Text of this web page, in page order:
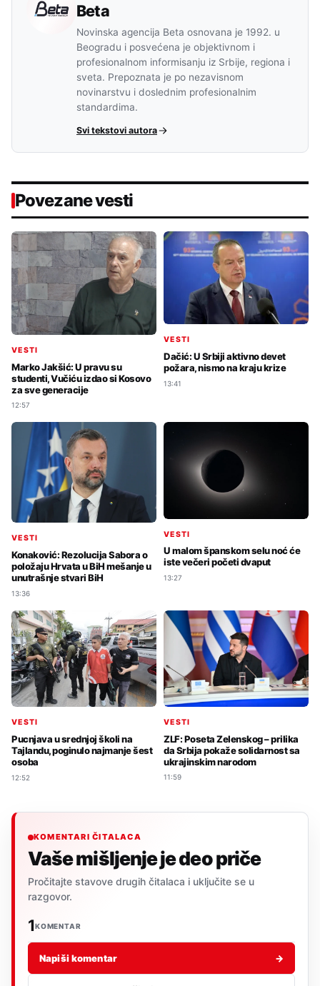
Beta
Novinska agencija Beta osnovana je 1992. u
Beogradu i posvećena je objektivnom i
profesionalnom informisanju iz Srbije, regiona i
sveta. Prepoznata je po nezavisnom
novinarstvu i doslednim profesionalnim
standardima.
Svi tekstovi autora
Povezane vesti
VESTI
Marko Jakšić: U pravu su
studenti, Vučiću izdao si Kosovo
za sve generacije
12:57
VESTI
Dačić: U Srbiji aktivno devet
požara, nismo na kraju krize
13:41
VESTI
Konaković: Rezolucija Sabora o
položaju Hrvata u BiH mešanje u
unutrašnje stvari BiH
13:36
VESTI
U malom španskom selu noć će
iste večeri početi dvaput
13:27
VESTI
Pucnjava u srednjoj školi na
Tajlandu, poginulo najmanje šest
osoba
12:52
VESTI
ZLF: Poseta Zelenskog – prilika
da Srbija pokaže solidarnost sa
ukrajinskim narodom
11:59
KOMENTARI ČITALACA
Vaše mišljenje je deo priče
Pročitajte stavove drugih čitalaca i uključite se u
razgovor.
1KOMENTAR
Napiši komentar →